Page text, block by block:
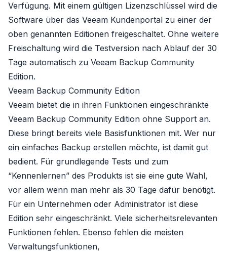
Verfügung. Mit einem gültigen Lizenzschlüssel wird die
Software über das Veeam Kundenportal zu einer der
oben genannten Editionen freigeschaltet. Ohne weitere
Freischaltung wird die Testversion nach Ablauf der 30
Tage automatisch zu Veeam Backup Community
Edition.
Veeam Backup Community Edition
Veeam bietet die in ihren Funktionen eingeschränkte
Veeam Backup Community Edition ohne Support an.
Diese bringt bereits viele Basisfunktionen mit. Wer nur
ein einfaches Backup erstellen möchte, ist damit gut
bedient. Für grundlegende Tests und zum
“Kennenlernen” des Produkts ist sie eine gute Wahl,
vor allem wenn man mehr als 30 Tage dafür benötigt.
Für ein Unternehmen oder Administrator ist diese
Edition sehr eingeschränkt. Viele sicherheitsrelevanten
Funktionen fehlen. Ebenso fehlen die meisten
Verwaltungsfunktionen,